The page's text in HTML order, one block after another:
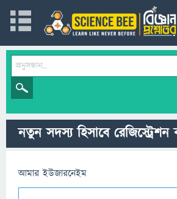
নতুন সদস্য হিসাবে
আমার ইউজারনেইম